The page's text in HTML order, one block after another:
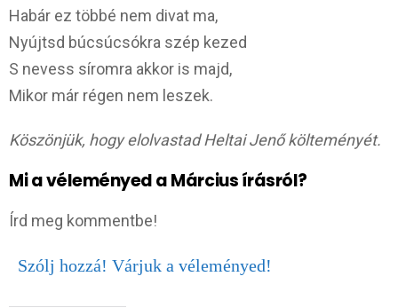
Habár ez többé nem divat ma,
Nyújtsd búcsúcsókra szép kezed
S nevess síromra akkor is majd,
Mikor már régen nem leszek.
Köszönjük, hogy elolvastad Heltai Jenő költeményét.
Mi a véleményed a Március írásról?
Írd meg kommentbe!
Szólj hozzá! Várjuk a véleményed!